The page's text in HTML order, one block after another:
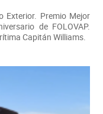
Exterior. Premio Mejor
de FOLOVAP.
Capitán Williams.